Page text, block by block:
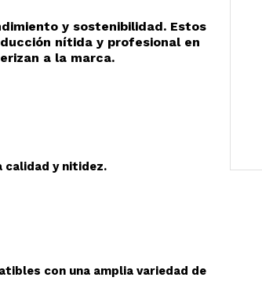
y sostenibilidad. Estos
nítida y profesional en
a la marca.
calidad y nitidez.
con una amplia variedad de